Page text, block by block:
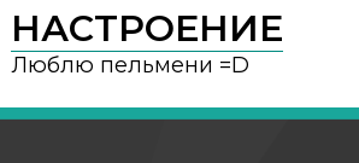
НАСТРОЕНИЕ
Люблю пельмени =D